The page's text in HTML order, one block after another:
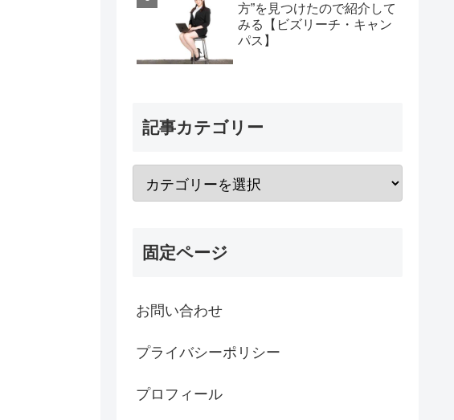
方”を見つけたので紹介して
みる【ビズリーチ・キャン
パス】
記事カテゴリー
固定ページ
お問い合わせ
プライバシーポリシー
プロフィール